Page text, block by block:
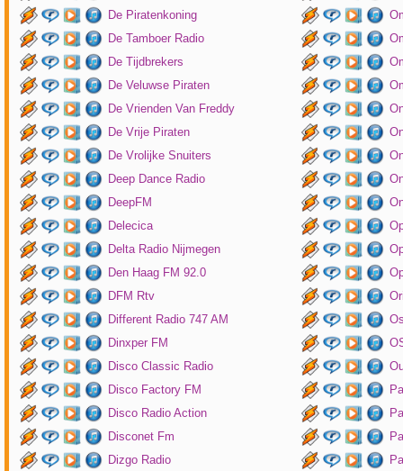
De Piratenkoning
De Tamboer Radio
De Tijdbrekers
De Veluwse Piraten
De Vrienden Van Freddy
De Vrije Piraten
De Vrolijke Snuiters
Deep Dance Radio
DeepFM
Delecica
Delta Radio Nijmegen
Den Haag FM 92.0
DFM Rtv
Different Radio 747 AM
Dinxper FM
Disco Classic Radio
Disco Factory FM
Disco Radio Action
Disconet Fm
Dizgo Radio